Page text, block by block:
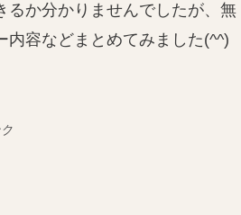
るか分かりませんでしたが、無
容などまとめてみました(^^)